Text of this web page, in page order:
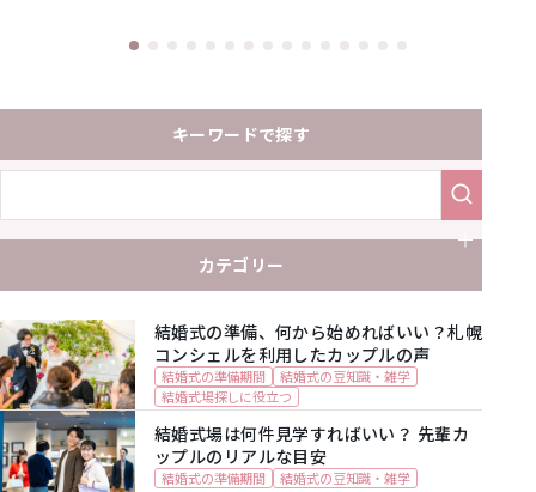
キーワードで探す
カテゴリー
結婚式の準備、何から始めればいい？札幌
コンシェルを利用したカップルの声
結婚式の準備期間
結婚式の豆知識・雑学
結婚式場探しに役立つ
結婚式場は何件見学すればいい？ 先輩カ
ップルのリアルな目安
結婚式の準備期間 結婚式の豆知識・雑学